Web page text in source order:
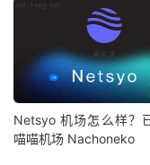
Netsyo 机场怎么样？
喵喵机场 Nachoneko